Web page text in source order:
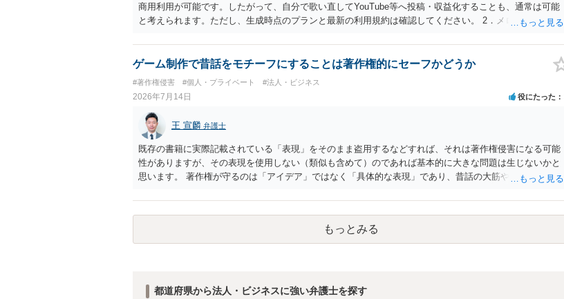
商用利用が可能です。したがって、自分で歌い直してYouTube等へ投稿・収益化することも、通常は可能
と考えられます。ただし、生成時点のプランと最新の利用規約は確認してください。 2．メロディーや伴
規約が適用されます。有料プランで適法に生成したものであれば、原則として使用可能です。 3．著作権
とJASRAC登録について Sunoが商用利用を認めていても、日本法上、その楽曲に著作権が発生するとは
められない可能性があります。自分で歌い直しただけで、作曲部分の著作権が発生するわけでもありませ
ん。 なお、自分で歌い直した歌唱については、楽曲自体に著作権が成立するか否かとは別に、実演家とし
ての著作隣接権が生じます。ただし、この権利は、Sunoが生成したメロディーや伴奏自体について著作権
を取得することを意味するものではありません。 JASRACへの登録は必須ではありません。登録を希望す
る場合は、自分が作詞、作曲、編曲等にどの程度創作的に関与したかを説明できることが重要です。 4．
音楽配信やライブについて SpotifyやApple Musicでの配信、販売、ライブでの歌唱も、Sunoの規約上の商
用利用条件を満たせば、原則として可能です。ただし、配信サービスごとのAI生成音楽に関する規約も確
認する必要があります。 5．注意点について 生成日、有料プランの契約状況、プロンプト、修正・編集の
履歴を保存しておくことをお勧めします。また、既存の楽曲と偶然類似する可能性や、第三者が同じよう
な楽曲を生成する可能性にも注意が必要です。 最終的には、個別の楽曲の制作過程と、利用時点のSuno
及び配信サービスの規約を確認して判断することになります。
ゲーム制作で昔話をモチーフにすることは著作権的にセーフかどうか
#著作権侵害 #個人・プライベート #法人・ビジネス
2026年7月14日 役にたった
王 宣麟 弁護士
既存の書籍に実際記載されている「表現」をそのまま盗用するなどすれば、それは著作権侵害になる可能
性がありますが、その表現を使用しない（類似も含めて）のであれば基本的に大きな問題は生じないかと
思います。 著作権が守るのは「アイデア」ではなく「具体的な表現」であり、昔話の大筋や設定の骨子だ
ん、表現の選び方や展開が「その作品の本質的特徴を直接感得できる」レベルだと、翻案や二次的著作物
の問題が出ますのでこの点はご留意ください。
もっとみる
都道府県から法人・ビジネスに強い弁護士を探す